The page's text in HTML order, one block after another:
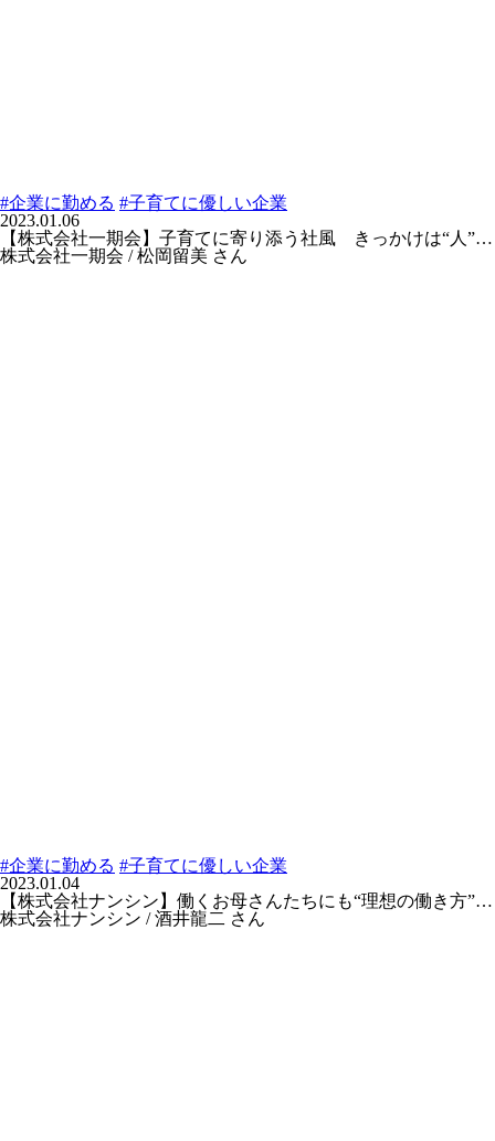
#企業に勤める #子育てに優しい企業
2023.01.06
【株式会社一期会】子育てに寄り添う社風 きっかけは“人”…
株式会社一期会 / 松岡留美 さん
#企業に勤める #子育てに優しい企業
2023.01.04
【株式会社ナンシン】働くお母さんたちにも“理想の働き方”…
株式会社ナンシン / 酒井龍二 さん